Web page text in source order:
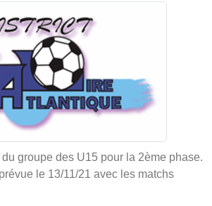
groupe des U15 pour la 2ème phase.
le 13/11/21 avec les matchs